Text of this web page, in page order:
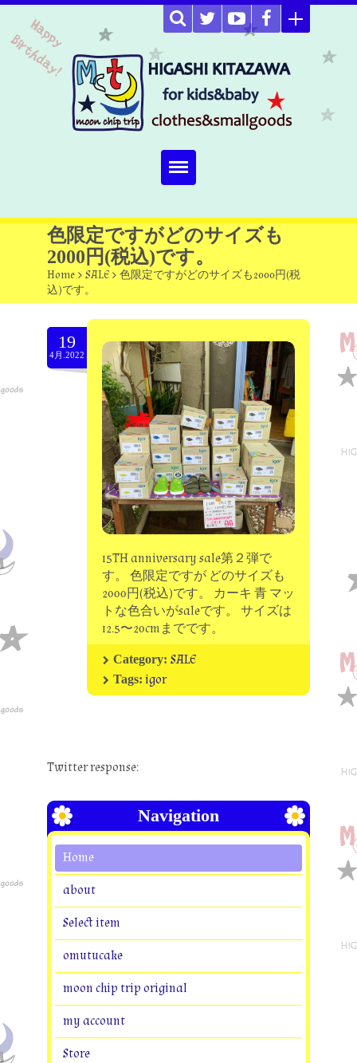
Home
about
Select item
omutucake
moon chip trip original
my account
Store
minna kitchen komeco
contact
色限定ですがどのサイズも
2000円(税込)です。
Home > SALE > 色限定ですがどのサイズも2000円(税
込)です。
19
4月.2022
15TH anniversary sale第２弾で
す。 色限定ですが どのサイズも
2000円(税込)です。 カーキ 青 マッ
トな色合いがsaleです。 サイズは
12.5〜20cmまでです。
Category: SALE
Tags: igor
Twitter response:
Navigation
Home
about
Select item
omutucake
moon chip trip original
my account
Store